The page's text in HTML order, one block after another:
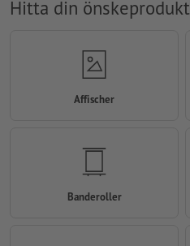
Hitta din önskeprodukt
Affischer
Banderoller